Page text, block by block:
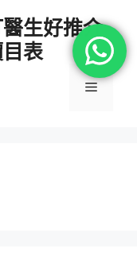
生好推介
表
選